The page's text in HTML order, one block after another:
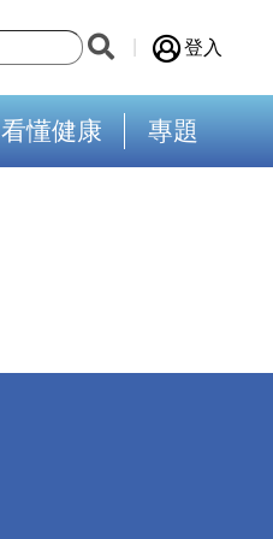
登入
看懂健康 專題